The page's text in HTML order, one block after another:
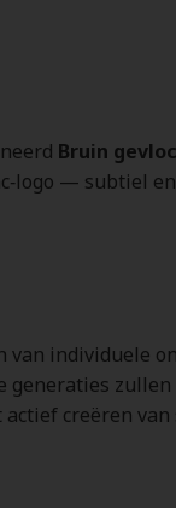
Bruin
— subtiel
van individuele
generaties zullen
creëren